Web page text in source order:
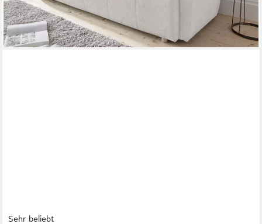
lieferbar in 2 Wochen
+11
Sehr beliebt